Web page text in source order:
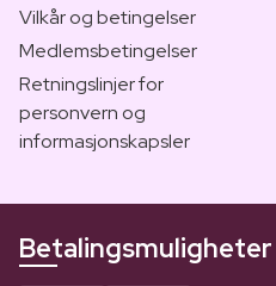
Vilkår og betingelser
Medlemsbetingelser
Retningslinjer for
personvern og
informasjonskapsler
Betalingsmuligheter